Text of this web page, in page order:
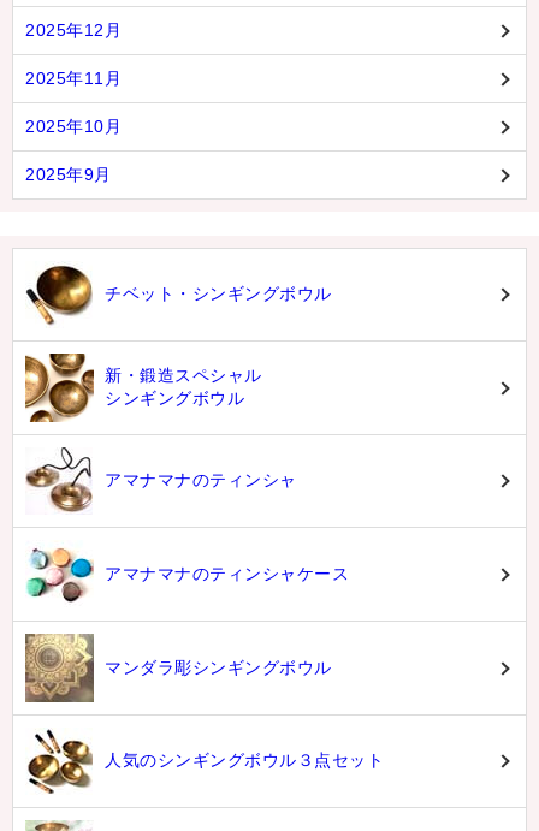
2025年12月
2025年11月
2025年10月
2025年9月
チベット・シンギングボウル
新・鍛造スペシャル
シンギングボウル
アマナマナのティンシャ
アマナマナのティンシャケース
マンダラ彫シンギングボウル
人気のシンギングボウル３点セット